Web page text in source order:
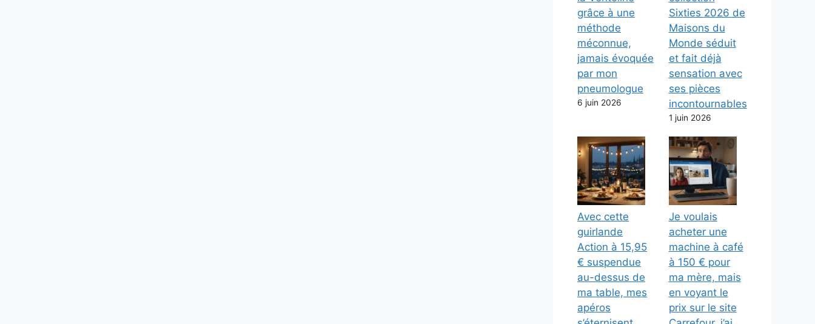
grâce à une
méthode
méconnue,
jamais évoquée
par mon
pneumologue
6 juin 2026
Sixties 2026 de
Maisons du
Monde séduit
et fait déjà
sensation avec
ses pièces
incontournables
1 juin 2026
Avec cette
guirlande
Action à 15,95
€ suspendue
au-dessus de
ma table, mes
apéros
Je voulais
acheter une
machine à café
à 150 € pour
ma mère, mais
en voyant le
prix sur le site